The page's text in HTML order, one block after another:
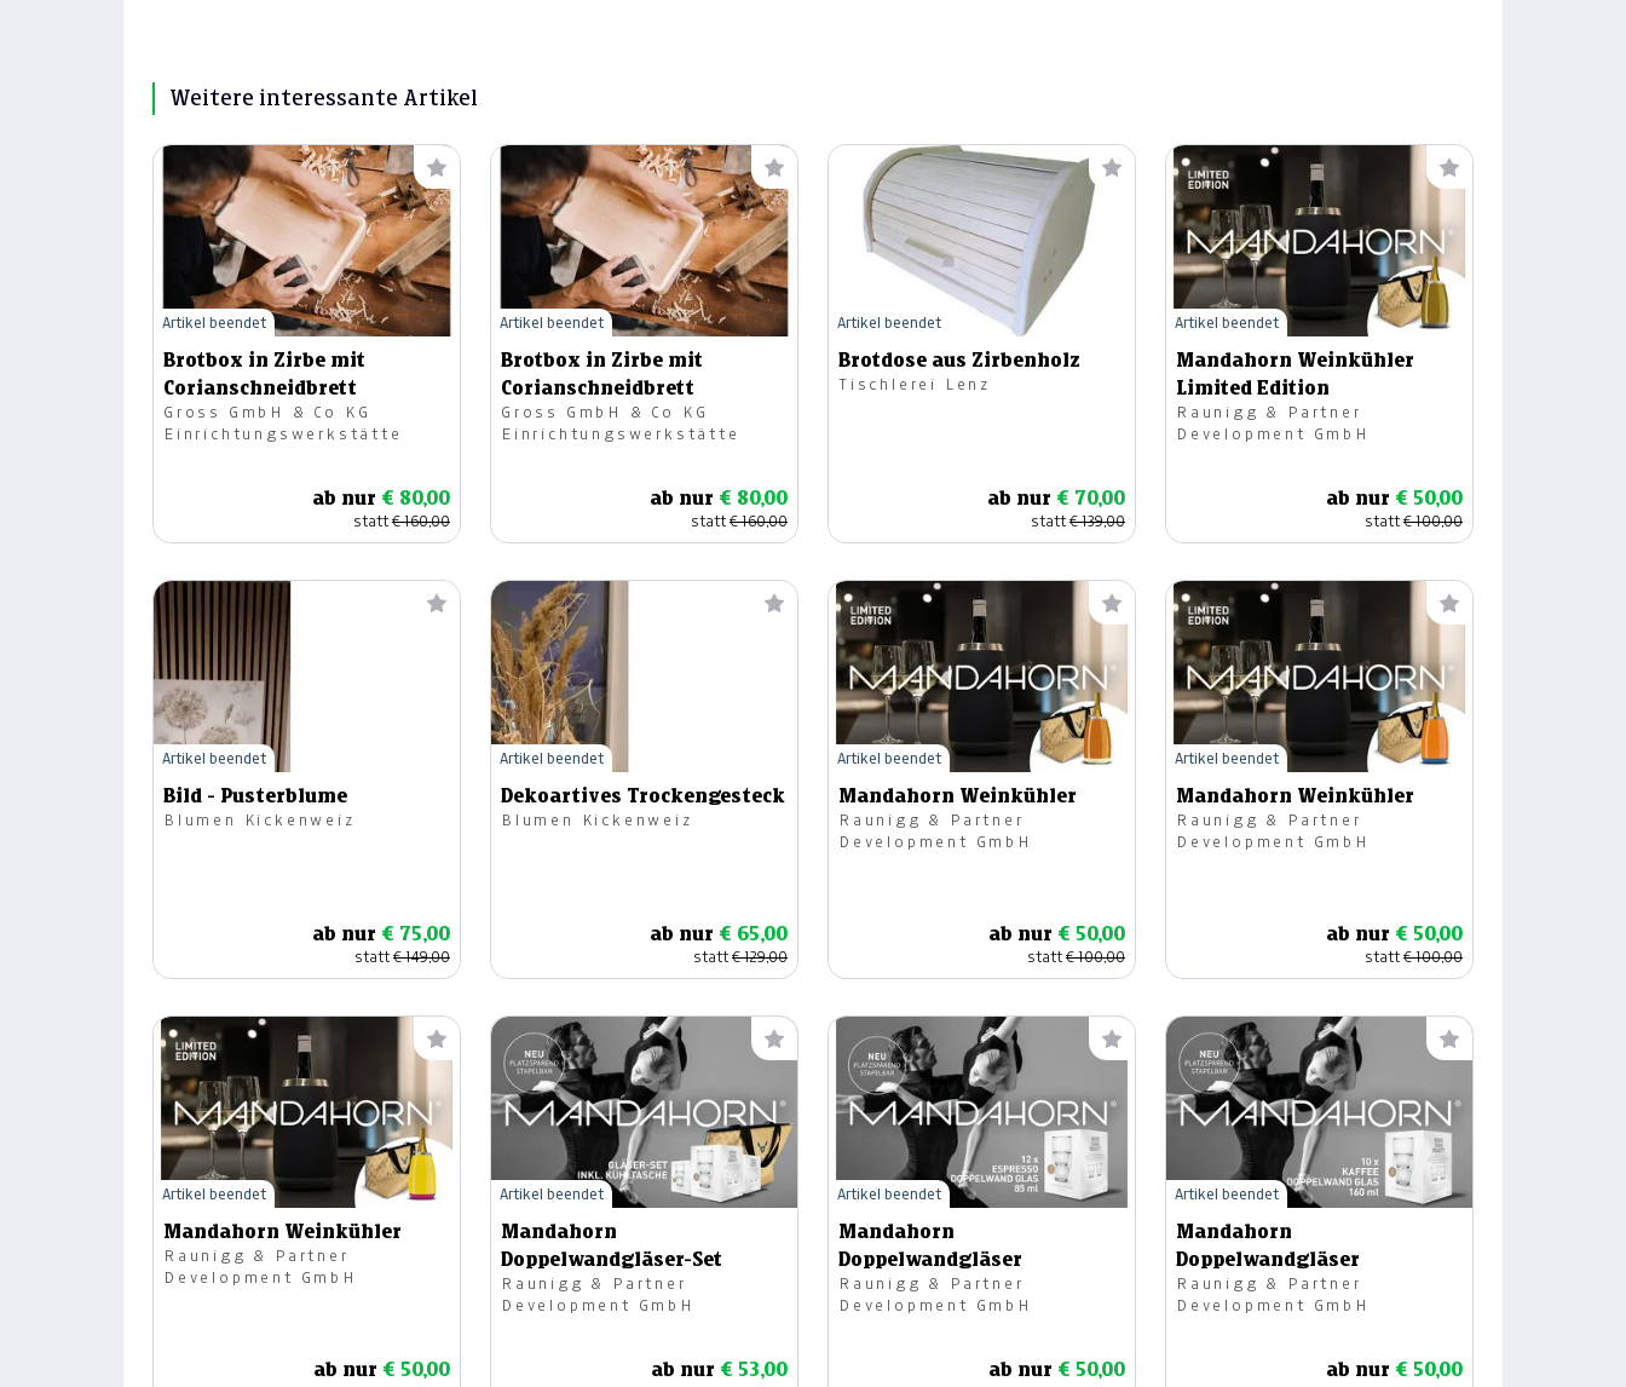
Weitere interessante Artikel
Brotbox in Zirbe mit
Corianschneidbrett
Gross GmbH & Co KG
Einrichtungswerkstätte
ab nur € 80,00
statt€ 160,00
Artikel beendet
Brotbox in Zirbe mit
Corianschneidbrett
Gross GmbH & Co KG
Einrichtungswerkstätte
ab nur € 80,00
statt€ 160,00
Artikel beendet
Brotdose aus Zirbenholz
Tischlerei Lenz
ab nur € 70,00
statt€ 139,00
Artikel beendet
Mandahorn Weinkühler
Limited Edition
Raunigg & Partner
Development GmbH
ab nur € 50,00
statt€ 100,00
Artikel beendet
Bild - Pusterblume
Blumen Kickenweiz
ab nur € 75,00
statt€ 149,00
Artikel beendet
Dekoartives Trockengesteck
Blumen Kickenweiz
ab nur € 65,00
statt€ 129,00
Artikel beendet
Mandahorn Weinkühler
Raunigg & Partner
Development GmbH
ab nur € 50,00
statt€ 100,00
Artikel beendet
Mandahorn Weinkühler
Raunigg & Partner
Development GmbH
ab nur € 50,00
statt€ 100,00
Artikel beendet
Mandahorn Weinkühler
Raunigg & Partner
Development GmbH
ab nur € 50,00
Artikel beendet
Mandahorn
Doppelwandgläser-Set
Raunigg & Partner
Development GmbH
ab nur € 53,00
Artikel beendet
Mandahorn
Doppelwandgläser
Raunigg & Partner
Development GmbH
ab nur € 50,00
Artikel beendet
Mandahorn
Doppelwandgläser
Raunigg & Partner
Development GmbH
ab nur € 50,00
Artikel beendet